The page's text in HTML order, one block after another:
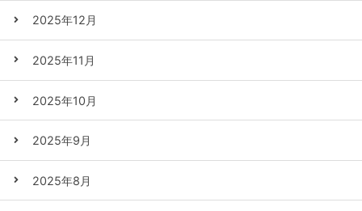
2025年12月
2025年11月
2025年10月
2025年9月
2025年8月